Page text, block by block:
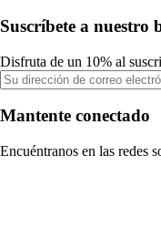
Suscríbete a nuestro
Disfruta de un 10% al
Mantente conectado
Encuéntranos en las redes